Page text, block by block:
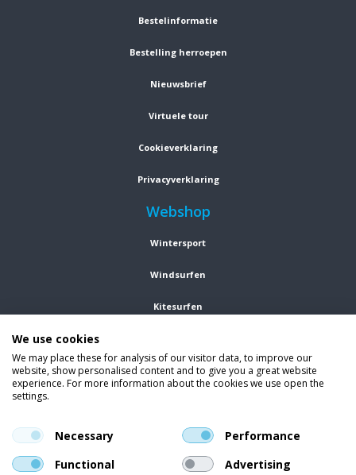
Bestelinformatie
Bestelling herroepen
Nieuwsbrief
Virtuele tour
Cookieverklaring
Privacyverklaring
Webshop
Wintersport
Windsurfen
Kitesurfen
Kleding
Vind ons op social media
En blijf op de hoogte van trends, aanbiedingen en kortingsacties.
We use cookies
We may place these for analysis of our visitor data, to improve our
website, show personalised content and to give you a great website
experience. For more information about the cookies we use open the
settings.
Necessary
Performance
Functional
Advertising